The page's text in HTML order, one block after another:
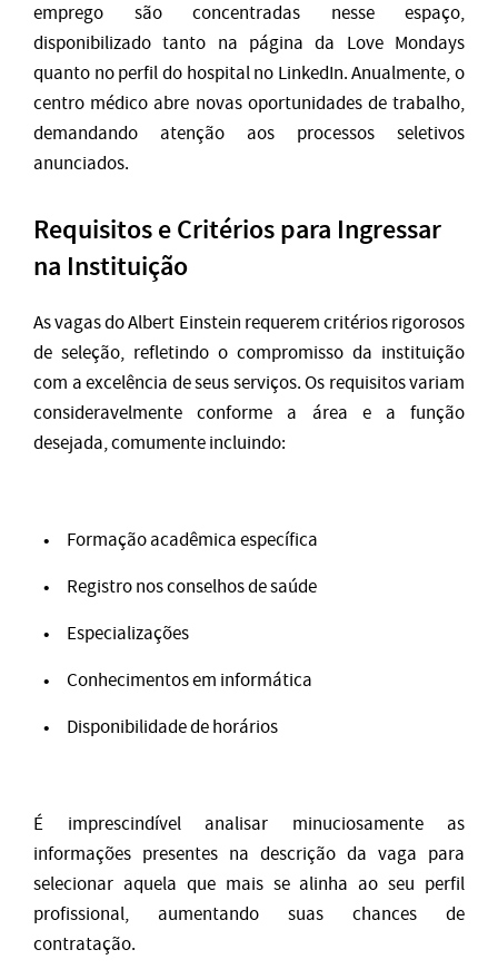
emprego são concentradas nesse espaço,
disponibilizado tanto na página da Love Mondays
quanto no perfil do hospital no LinkedIn. Anualmente, o
centro médico abre novas oportunidades de trabalho,
demandando atenção aos processos seletivos
anunciados.
Requisitos e Critérios para Ingressar
na Instituição
As vagas do Albert Einstein requerem critérios rigorosos
de seleção, refletindo o compromisso da instituição
com a excelência de seus serviços. Os requisitos variam
consideravelmente conforme a área e a função
desejada, comumente incluindo:
Formação acadêmica específica
Registro nos conselhos de saúde
Especializações
Conhecimentos em informática
Disponibilidade de horários
É imprescindível analisar minuciosamente as
informações presentes na descrição da vaga para
selecionar aquela que mais se alinha ao seu perfil
profissional, aumentando suas chances de
contratação.